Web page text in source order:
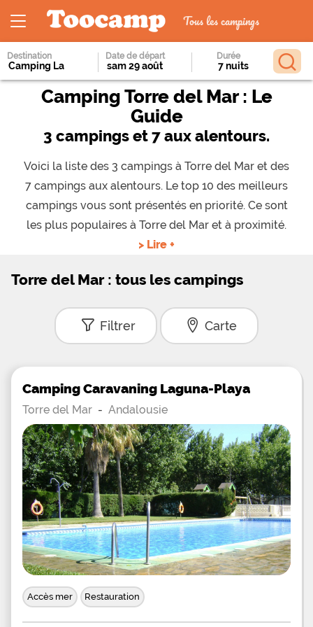
Tous les campings
Destination Date de départ Durée
Camping Torre del Mar : Le
Guide
3 campings et 7 aux alentours.
Voici la liste des 3 campings à Torre del Mar et des
7 campings aux alentours. Le top 10 des meilleurs
campings vous sont présentés en priorité. Ce sont
les plus populaires à Torre del Mar et à proximité.
> Lire +
Torre del Mar : tous les campings
Filtrer Carte
Camping Caravaning Laguna-Playa
Torre del Mar - Andalousie
Accès mer Restauration